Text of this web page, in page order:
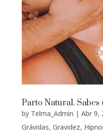
Parto Natural. Sabes
by Telma_Admin | Abr 9,
Grávidas, Gravidez,